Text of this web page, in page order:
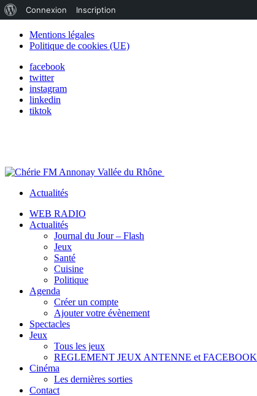
Mentions légales
Politique de cookies (UE)
facebook
twitter
instagram
linkedin
tiktok
Actualités
WEB RADIO
Actualités
Journal du Jour – Flash
Jeux
Santé
Cuisine
Politique
Agenda
Créer un compte
Ajouter votre évènement
Spectacles
Jeux
Tous les jeux
REGLEMENT JEUX ANTENNE et FACEBOOK
Cinéma
Les dernières sorties
Contact
de
WordPress
Connexion Inscription